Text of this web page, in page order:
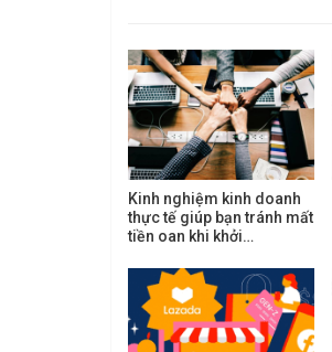
Kinh nghiệm kinh doanh
thực tế giúp bạn tránh mất
tiền oan khi khởi…